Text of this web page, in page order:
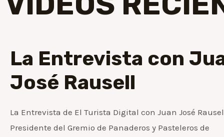
La Entrevista con
José Rausell
La Entrevista de El Turista Digital con Juan José
Presidente del Gremio de Panaderos y Pasteleros de